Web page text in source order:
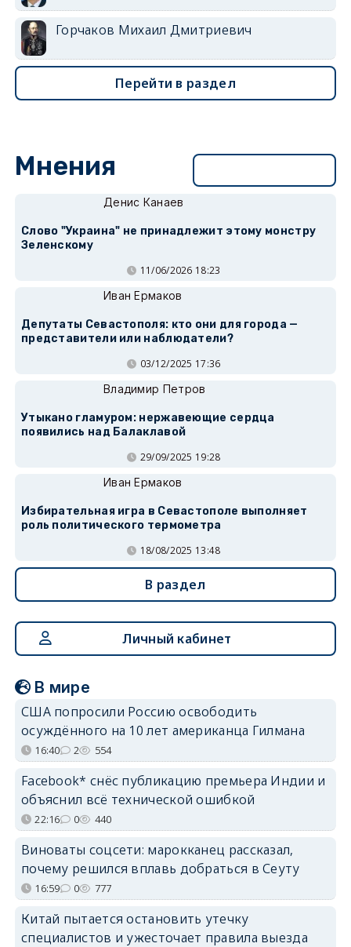
Горчаков Михаил Дмитриевич
Перейти в раздел
Мнения
Денис Канаев
Слово "Украина" не принадлежит этому монстру
Зеленскому
11/06/2026 18:23
Иван Ермаков
Депутаты Севастополя: кто они для города —
представители или наблюдатели?
03/12/2025 17:36
Владимир Петров
Утыкано гламуром: нержавеющие сердца
появились над Балаклавой
29/09/2025 19:28
Иван Ермаков
Избирательная игра в Севастополе выполняет
роль политического термометра
18/08/2025 13:48
В раздел
Личный кабинет
В мире
США попросили Россию освободить
осуждённого на 10 лет американца Гилмана
16:40 2 554
Facebook* снёс публикацию премьера Индии и
объяснил всё технической ошибкой
22:16 0 440
Виноваты соцсети: марокканец рассказал,
почему решился вплавь добраться в Сеуту
16:59 0 777
Китай пытается остановить утечку
специалистов и ужесточает правила выезда